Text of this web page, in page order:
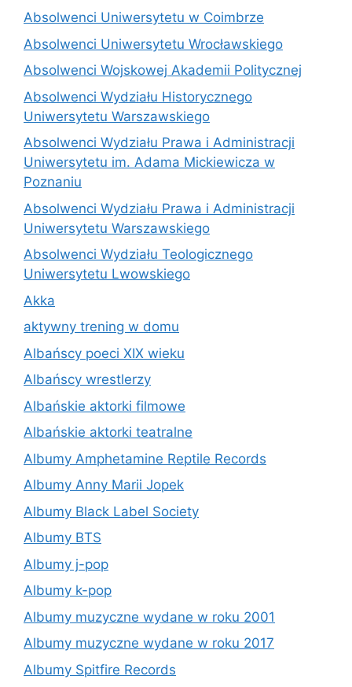
Absolwenci Uniwersytetu w Coimbrze
Absolwenci Uniwersytetu Wrocławskiego
Absolwenci Wojskowej Akademii Politycznej
Absolwenci Wydziału Historycznego
Uniwersytetu Warszawskiego
Absolwenci Wydziału Prawa i Administracji
Uniwersytetu im. Adama Mickiewicza w
Poznaniu
Absolwenci Wydziału Prawa i Administracji
Uniwersytetu Warszawskiego
Absolwenci Wydziału Teologicznego
Uniwersytetu Lwowskiego
Akka
aktywny trening w domu
Albańscy poeci XIX wieku
Albańscy wrestlerzy
Albańskie aktorki filmowe
Albańskie aktorki teatralne
Albumy Amphetamine Reptile Records
Albumy Anny Marii Jopek
Albumy Black Label Society
Albumy BTS
Albumy j-pop
Albumy k-pop
Albumy muzyczne wydane w roku 2001
Albumy muzyczne wydane w roku 2017
Albumy Spitfire Records